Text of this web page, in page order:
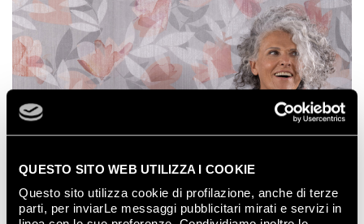
QUESTO SITO WEB UTILIZZA I COOKIE
Questo sito utilizza cookie di profilazione, anche di terze
parti, per inviarLe messaggi pubblicitari mirati e servizi in
Un mondo ricco di colore, grafiche, decori 3D,